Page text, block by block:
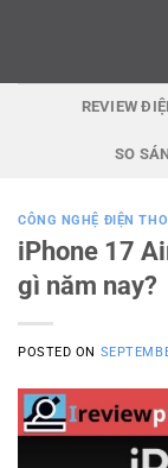
REVIEW
SO
CÔNG NGHỆ ĐIỆN
iPhone 17
gì năm nay?
POSTED ON